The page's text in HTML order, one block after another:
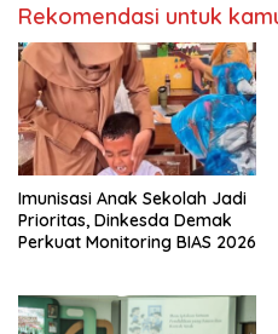
Rekomendasi untuk
Imunisasi Anak Sekolah Jadi
Prioritas, Dinkesda Demak
Perkuat Monitoring BIAS 2026